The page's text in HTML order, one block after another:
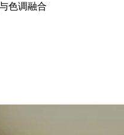
色调融合